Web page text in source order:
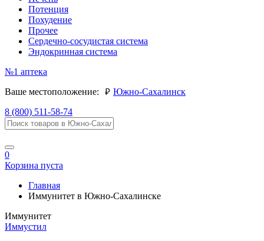
Потенция
Похудение
Прочее
Сердечно-сосудистая система
Эндокринная система
№1 аптека
Ваше местоположение:
руб. Южно-Сахалинск
8 (800) 511-58-74
0
Корзина пуста
Главная
Иммунитет в Южно-Сахалинске
Иммунитет
Иммустил